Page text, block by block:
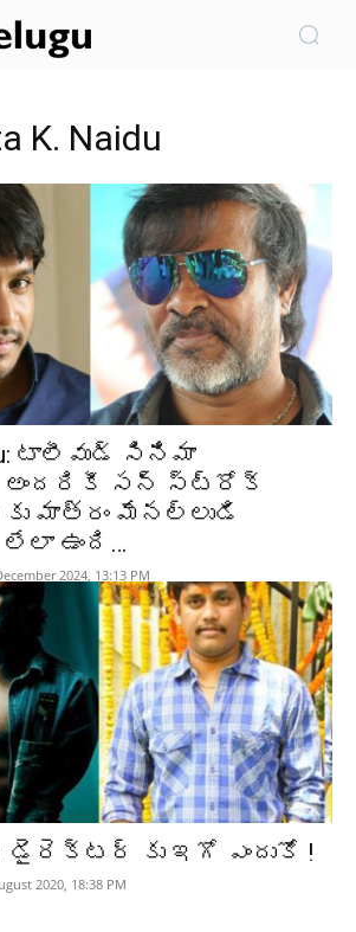
K. Naidu
టాలీవుడ్ సినిమా
సన్ స్ట్రోక్
మాత్రం మేనల్లుడి
ఉంది…
2024, 13:13 PM
కు ఇగో ఎందుకో !
2020, 18:38 PM